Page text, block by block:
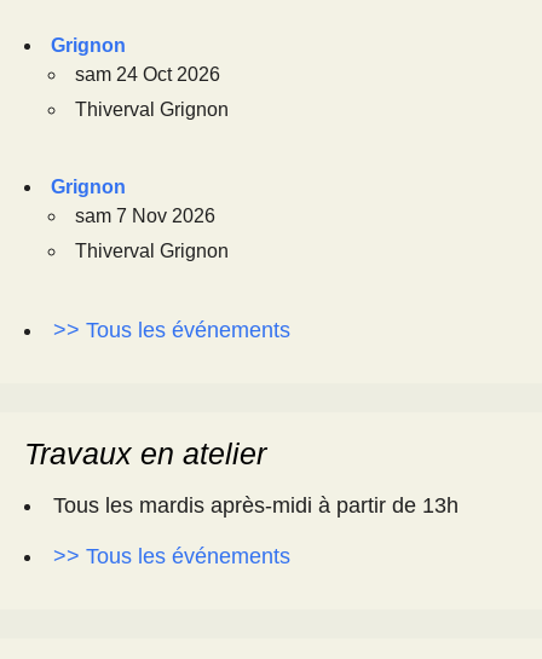
Grignon
sam 24 Oct 2026
Thiverval Grignon
Grignon
sam 7 Nov 2026
Thiverval Grignon
>> Tous les événements
Travaux en atelier
Tous les mardis après-midi à partir de 13h
>> Tous les événements